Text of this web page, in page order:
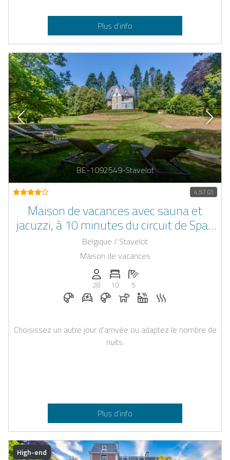
Plus d’info
BE-1092549-Stavelot
4,57 (2)
Maison de vacances avec sauna et
jacuzzi, à 10 minutes du circuit de Spa-
Francorchamps
Belgique / Stavelot
Maison de vacances
Personnes (max): 28
28
Nombre de chambres: 10
10
Nombre de salles de bain: 5
5
Petit-déjeuner sur demande
Station de recharge pour voiture
Petit-déjeuner réservable chez
Chiens autorisés
Jacuzzi
Choisissez un autre jour d’arrivée ou adaptez le nombre de
nuits.
Plus d’info
High-end